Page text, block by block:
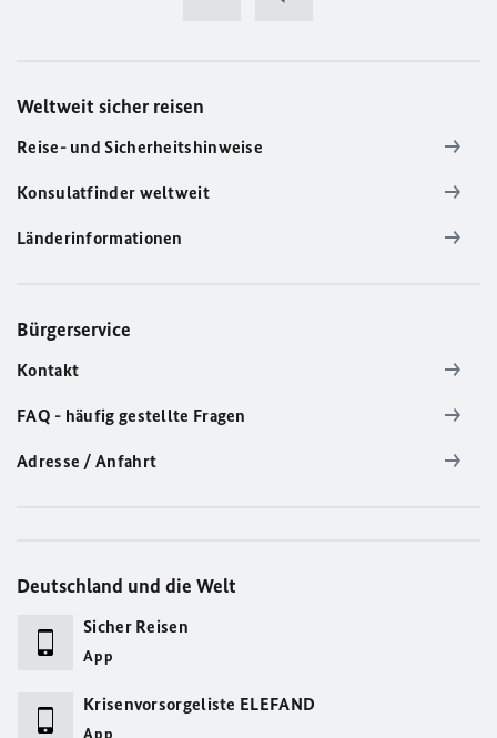
Weltweit sicher reisen
Reise- und Sicherheitshinweise
Konsulatfinder weltweit
Länderinformationen
Bürgerservice
Kontakt
FAQ - häufig gestellte Fragen
Adresse / Anfahrt
Deutschland und die Welt
Sicher Reisen
App
Krisenvorsorgeliste ELEFAND
App